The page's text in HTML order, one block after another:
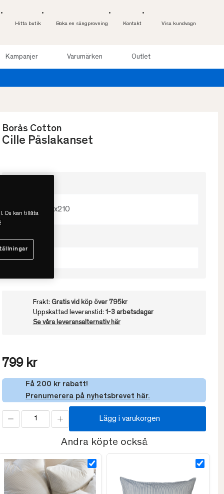
Hitta butik Boka en sängprovning Kontakt Visa kundvagn
Kampanjer Varumärken Outlet
Borås Cotton
Cille Påslakanset
150x210
Välj färg
Beige
Frakt: Gratis vid köp över 795kr
Uppskattad leveranstid: 1-3 arbetsdagar
Se våra leveransalternativ här
799 kr
Få 200 kr rabatt!
Prenumerera på nyhetsbrevet här.
Lägg i varukorgen
Andra köpte också
Du kan tillåta